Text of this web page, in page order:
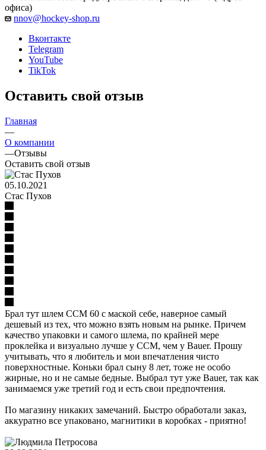
офиса)
nnov@hockey-shop.ru
Вконтакте
Telegram
YouTube
TikTok
Оставить свой отзыв
Главная
—
О компании
—Отзывы
Оставить свой отзыв
05.10.2021
Стас Пухов
Брал тут шлем CCM 60 с маской себе, наверное самый
дешевый из тех, что можно взять новым на рынке. Причем
качество упаковки и самого шлема, по крайней мере
проклейка и визуально лучше у ССM, чем у Bauer. Прошу
учитывать, что я любитель и мои впечатления чисто
поверхностные. Коньки брал сыну 8 лет, тоже не особо
жирные, но и не самые бедные. Выбрал тут уже Bauer, так как
занимаемся уже третий год и есть свои предпочтения.
По магазину никаких замечаний. Быстро обработали заказ,
аккуратно все упаковано, магнитики в коробках - приятно!